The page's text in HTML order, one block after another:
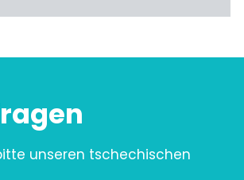
unseren tschechischen